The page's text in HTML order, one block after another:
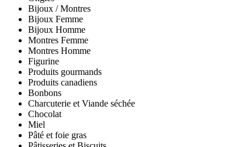
Bijoux / Montres
Bijoux Femme
Bijoux Homme
Montres Femme
Montres Homme
Figurine
Produits gourmands
Produits canadiens
Bonbons
Charcuterie et Viande séchée
Chocolat
Miel
Pâté et foie gras